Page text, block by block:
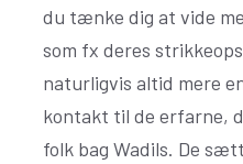
du tænke dig at vide
som fx deres
naturligvis altid mere
kontakt til de erfarne,
folk bag Wadils. De